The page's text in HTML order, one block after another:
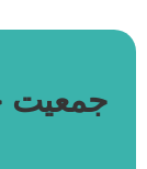
جمعیت